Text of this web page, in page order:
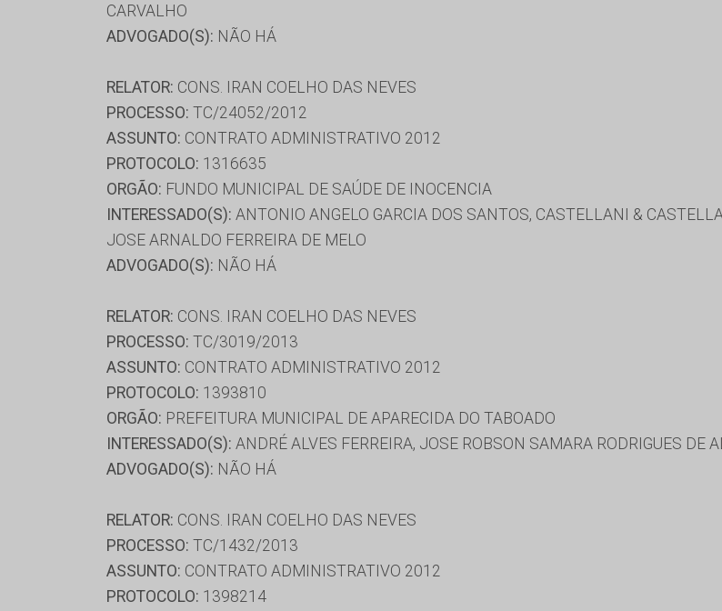
CARVALHO
ADVOGADO(S): NÃO HÁ
RELATOR: CONS. IRAN COELHO DAS NEVES
PROCESSO: TC/24052/2012
ASSUNTO: CONTRATO ADMINISTRATIVO 2012
PROTOCOLO: 1316635
ORGÃO: FUNDO MUNICIPAL DE SAÚDE DE INOCENCIA
INTERESSADO(S): ANTONIO ANGELO GARCIA DOS SANTOS, CASTELLANI &
JOSE ARNALDO FERREIRA DE MELO
ADVOGADO(S): NÃO HÁ
RELATOR: CONS. IRAN COELHO DAS NEVES
PROCESSO: TC/3019/2013
ASSUNTO: CONTRATO ADMINISTRATIVO 2012
PROTOCOLO: 1393810
ORGÃO: PREFEITURA MUNICIPAL DE APARECIDA DO TABOADO
INTERESSADO(S): ANDRÉ ALVES FERREIRA, JOSE ROBSON SAMARA RODRIGUES DE
ADVOGADO(S): NÃO HÁ
RELATOR: CONS. IRAN COELHO DAS NEVES
PROCESSO: TC/1432/2013
ASSUNTO: CONTRATO ADMINISTRATIVO 2012
PROTOCOLO: 1398214